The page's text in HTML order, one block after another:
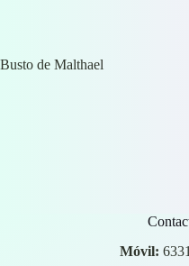
Busto de Malthael
Móvil: